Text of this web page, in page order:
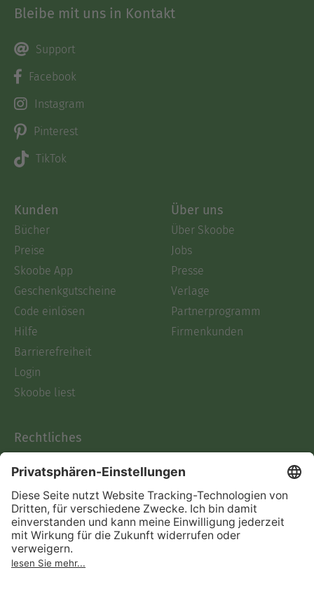
Bleibe mit uns in Kontakt
Support
Facebook
Instagram
Pinterest
TikTok
Kunden
Bücher
Preise
Skoobe App
Geschenkgutscheine
Code einlösen
Hilfe
Barrierefreiheit
Login
Skoobe liest
Über uns
Über Skoobe
Jobs
Presse
Verlage
Partnerprogramm
Firmenkunden
Rechtliches
AGB
Informationen nach Data
Act
Verträge hier kündigen
Impressum